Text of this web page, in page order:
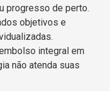
progresso de perto.
objetivos e
integral em
não atenda suas